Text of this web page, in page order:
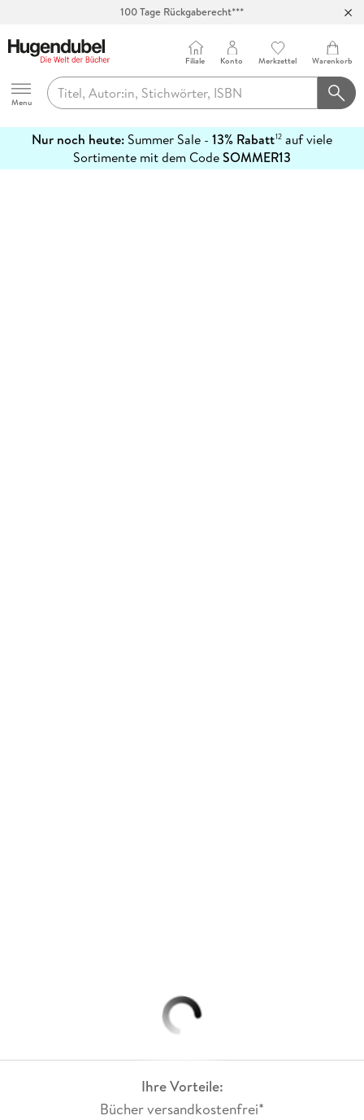
100 Tage Rückgaberecht***
Hugendubel
Menu
Filiale Konto Merkzettel Warenkorb
Nur noch heute: Summer Sale - 13% Rabatt12 auf viele
Sortimente mit dem CodeSOMMER13
erfahren
Ihre Vorteile:
Bücher versandkostenfrei*